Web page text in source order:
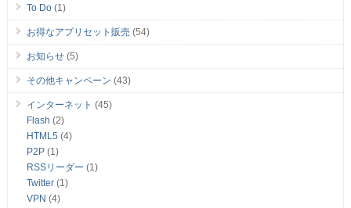
To Do(1)
お得なアプリセット販売(54)
お知らせ(5)
その他キャンペーン (43)
インターネット (45)
Flash (2)
HTML5 (4)
P2P(1)
RSSリーダー (1)
Twitter(1)
VPN (4)